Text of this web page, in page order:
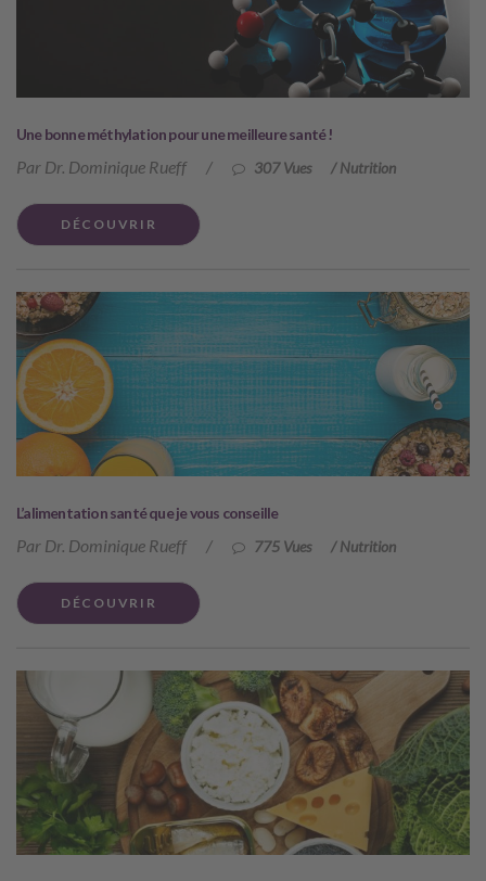
Une bonne méthylation pour une meilleure santé !
Par Dr. Dominique Rueff / 307 Vues /Nutrition
DÉCOUVRIR
L’alimentation santé que je vous conseille
Par Dr. Dominique Rueff / 775 Vues /Nutrition
DÉCOUVRIR